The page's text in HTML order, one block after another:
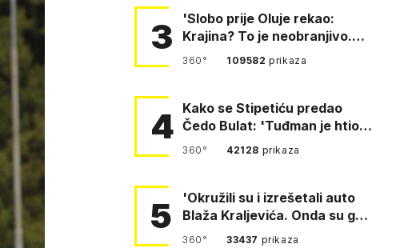
3
'Slobo prije Oluje rekao:
Krajina? To je neobranjivo.
Tuđmana zvao Krivousti'
360° 109582prikaza
4 Kako se Stipetiću predao
Čedo Bulat: 'Tuđman je htio
da se prerušim u ženu'
360° 42128 prikaza
5
'Okružili su i izrešetali auto
Blaža Kraljevića. Onda su ga
vukli po cesti'
360° 33437 prikaza